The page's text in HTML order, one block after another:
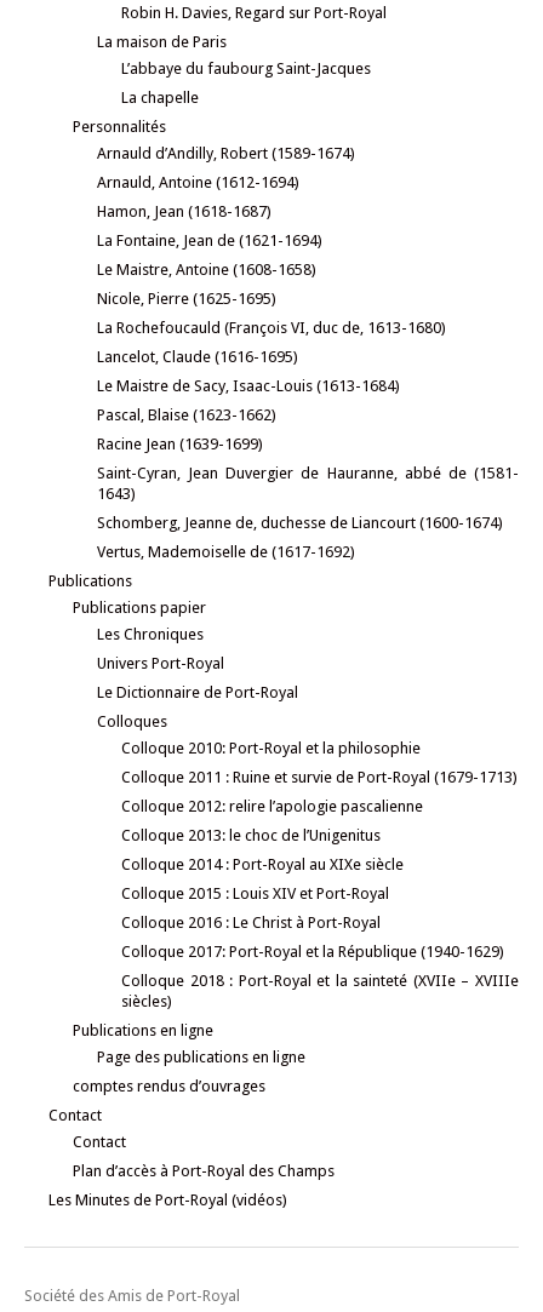
Robin H. Davies, Regard sur Port-Royal
La maison de Paris
L’abbaye du faubourg Saint-Jacques
La chapelle
Personnalités
Arnauld d’Andilly, Robert (1589-1674)
Arnauld, Antoine (1612-1694)
Hamon, Jean (1618-1687)
La Fontaine, Jean de (1621-1694)
Le Maistre, Antoine (1608-1658)
Nicole, Pierre (1625-1695)
La Rochefoucauld (François VI, duc de, 1613-1680)
Lancelot, Claude (1616-1695)
Le Maistre de Sacy, Isaac-Louis (1613-1684)
Pascal, Blaise (1623-1662)
Racine Jean (1639-1699)
Saint-Cyran, Jean Duvergier de Hauranne, abbé de (1581-
1643)
Schomberg, Jeanne de, duchesse de Liancourt (1600-1674)
Vertus, Mademoiselle de (1617-1692)
Publications
Publications papier
Les Chroniques
Univers Port-Royal
Le Dictionnaire de Port-Royal
Colloques
Colloque 2010: Port-Royal et la philosophie
Colloque 2011 : Ruine et survie de Port-Royal (1679-1713)
Colloque 2012: relire l’apologie pascalienne
Colloque 2013: le choc de l’Unigenitus
Colloque 2014 : Port-Royal au XIXe siècle
Colloque 2015 : Louis XIV et Port-Royal
Colloque 2016 : Le Christ à Port-Royal
Colloque 2017: Port-Royal et la République (1940-1629)
Colloque 2018 : Port-Royal et la sainteté (XVIIe – XVIIIe
siècles)
Publications en ligne
Page des publications en ligne
comptes rendus d’ouvrages
Contact
Contact
Plan d’accès à Port-Royal des Champs
Les Minutes de Port-Royal (vidéos)
Société des Amis de Port-Royal